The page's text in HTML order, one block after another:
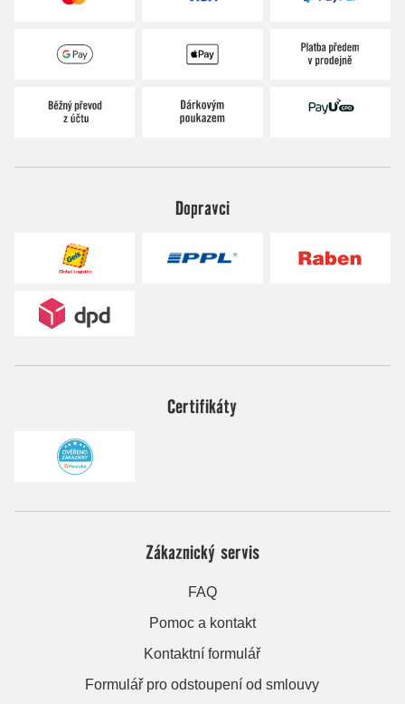
Dopravci
Certifikáty
Zákaznický servis
FAQ
Pomoc a kontakt
Kontaktní formulář
Formulář pro odstoupení od smlouvy